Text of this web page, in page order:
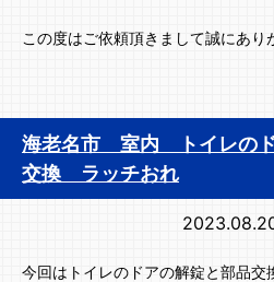
この度はご依頼頂きまして誠にあり
海老名市 室内 トイレの
交換 ラッチおれ
今回はトイレのドアの解錠と部品交